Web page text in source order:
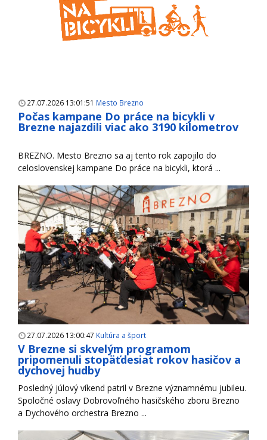
27.07.2026 13:01:51 Mesto Brezno
Počas kampane Do práce na bicykli v
Brezne najazdili viac ako 3190 kilometrov
BREZNO. Mesto Brezno sa aj tento rok zapojilo do
celoslovenskej kampane Do práce na bicykli, ktorá ...
27.07.2026 13:00:47 Kultúra a šport
V Brezne si skvelým programom
pripomenuli stopäťdesiat rokov hasičov a
dychovej hudby
Posledný júlový víkend patril v Brezne významnému jubileu.
Spoločné oslavy Dobrovoľného hasičského zboru Brezno
a Dychového orchestra Brezno ...